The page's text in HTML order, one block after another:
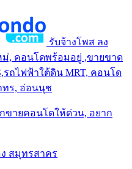
รับจ้างโพส ลง
ม่, คอนโดพร้อมอยู่ ,ขายขาด
ถไฟฟ้าใต้ดิน MRT, คอนโด
ทร, อ่อนนุช
ขายคอนโดให้ด่วน, อยาก
สมุทรสาคร